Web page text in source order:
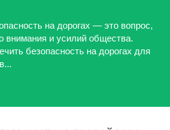
на дорогах — это вопрос,
внимания и усилий общества.
безопасность на дорогах для